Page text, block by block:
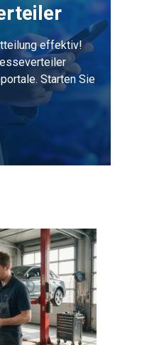
effektiv!
Starten Sie